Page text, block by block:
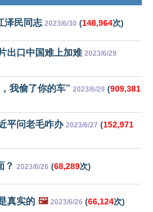
泽民同志 2023/6/30 (148,964次)
出口中国难上加难 2023/6/29
我偷了你的车” 2023/6/29 (909,381
平问老毛咋办 2023/6/27 (152,971
？ 2023/6/26 (68,289次)
真实的 🖼️ 2023/6/26 (66,124次)